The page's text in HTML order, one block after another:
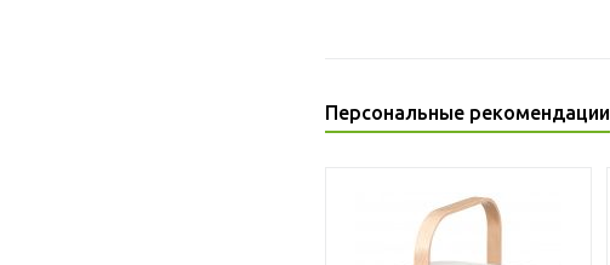
Персональные рекомендации